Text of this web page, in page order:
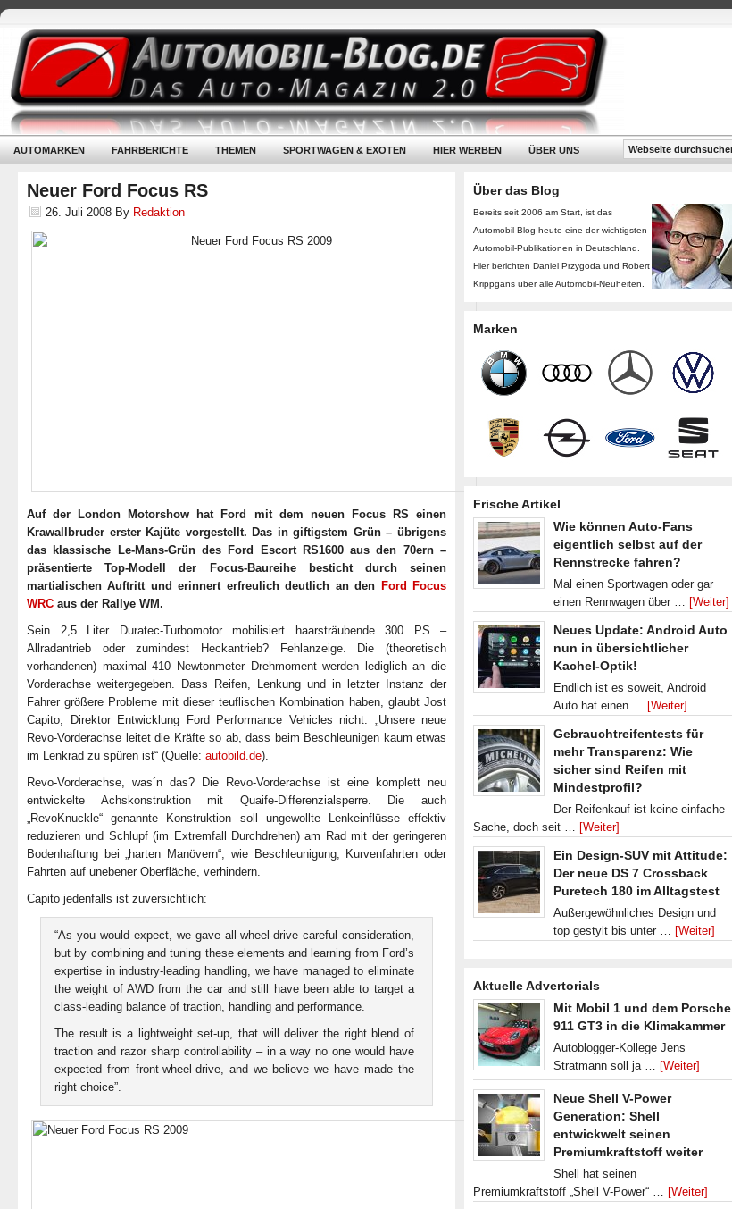
AUTOMARKEN FAHRBERICHTE THEMEN SPORTWAGEN & EXOTEN HIER WERBEN ÜBER UNS
Neuer Ford Focus RS
26. Juli 2008 By Redaktion
Auf der London Motorshow hat Ford mit dem neuen Focus RS einen
Krawallbruder erster Kajüte vorgestellt. Das in giftigstem Grün – übrigens
das klassische Le-Mans-Grün des Ford Escort RS1600 aus den 70ern –
präsentierte Top-Modell der Focus-Baureihe besticht durch seinen
martialischen Auftritt und erinnert erfreulich deutlich an den Ford Focus
WRC aus der Rallye WM.
Sein 2,5 Liter Duratec-Turbomotor mobilisiert haarsträubende 300 PS –
Allradantrieb oder zumindest Heckantrieb? Fehlanzeige. Die (theoretisch
vorhandenen) maximal 410 Newtonmeter Drehmoment werden lediglich an die
Vorderachse weitergegeben. Dass Reifen, Lenkung und in letzter Instanz der
Fahrer größere Probleme mit dieser teuflischen Kombination haben, glaubt Jost
Capito, Direktor Entwicklung Ford Performance Vehicles nicht: „Unsere neue
Revo-Vorderachse leitet die Kräfte so ab, dass beim Beschleunigen kaum etwas
im Lenkrad zu spüren ist“ (Quelle: autobild.de).
Revo-Vorderachse, was´n das? Die Revo-Vorderachse ist eine komplett neu
entwickelte Achskonstruktion mit Quaife-Differenzialsperre. Die auch
„RevoKnuckle“ genannte Konstruktion soll ungewollte Lenkeinflüsse effektiv
reduzieren und Schlupf (im Extremfall Durchdrehen) am Rad mit der geringeren
Bodenhaftung bei „harten Manövern“, wie Beschleunigung, Kurvenfahrten oder
Fahrten auf unebener Oberfläche, verhindern.
Capito jedenfalls ist zuversichtlich:
“As you would expect, we gave all-wheel-drive careful consideration,
but by combining and tuning these elements and learning from Ford’s
expertise in industry-leading handling, we have managed to eliminate
the weight of AWD from the car and still have been able to target a
class-leading balance of traction, handling and performance.
The result is a lightweight set-up, that will deliver the right blend of
traction and razor sharp controllability – in a way no one would have
expected from front-wheel-drive, and we believe we have made the
right choice”.
Über das Blog
Bereits seit 2006 am Start, ist das
Automobil-Blog heute eine der wichtigsten
Automobil-Publikationen in Deutschland.
Hier berichten Daniel Przygoda und Robert
Krippgans über alle Automobil-Neuheiten.
Marken
Frische Artikel
Wie können Auto-Fans
eigentlich selbst auf der
Rennstrecke fahren?
Mal einen Sportwagen oder gar
einen Rennwagen über … [Weiter]
Neues Update: Android Auto
nun in übersichtlicher
Kachel-Optik!
Endlich ist es soweit, Android
Auto hat einen … [Weiter]
Gebrauchtreifentests für
mehr Transparenz: Wie
sicher sind Reifen mit
Mindestprofil?
Der Reifenkauf ist keine einfache
Sache, doch seit … [Weiter]
Ein Design-SUV mit Attitude:
Der neue DS 7 Crossback
Puretech 180 im Alltagstest
Außergewöhnliches Design und
top gestylt bis unter … [Weiter]
Aktuelle Advertorials
Mit Mobil 1 und dem Porsche
911 GT3 in die Klimakammer
Autoblogger-Kollege Jens
Stratmann soll ja … [Weiter]
Neue Shell V-Power
Generation: Shell
entwickwelt seinen
Premiumkraftstoff weiter
Shell hat seinen
Premiumkraftstoff „Shell V-Power“ … [Weiter]